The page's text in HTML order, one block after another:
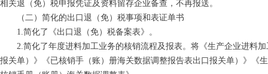
相关退（免）税申报凭证及资料留存企业备查，不再报送。
（二）简化的出口退（免）税事项和表证单书
1.简化了《出口退（免）税备案表》。
2.简化了年度进料加工业务的核销流程及报表。将《生产企业进料加
报关单）》《已核销手（账）册海关数据调整报告表出口报关单）》《